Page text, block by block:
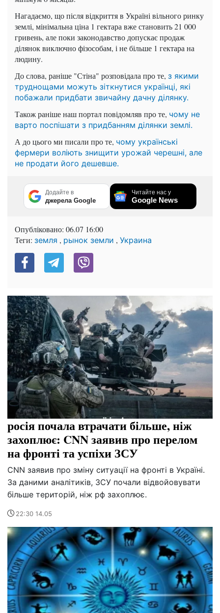
Нагадаємо, що після відкриття в Україні вільного ринку
землі, мінімальна ціна 1 гектара вже становить 21 000
гривень, але поки законодавство допускає продаж
ділянок виключно фізособам, і не більше 1 гектара на
людину.
До слова, раніше "Стіна" розповідала про те, з якими
труднощами можуть зіткнутися українці, які
побажали придбати звичайну дачну ділянку.
Також раніше наш портал повідомляв про те, чому не
варто поспішати з придбанням ділянки землі.
А до цього ми писали про те, чому українські
фермери воліють знищити урожай черешні, але
не продати його дешевше.
Додайте в
джерела Google
Читайте нас у
Google News
Опубліковано: 06.07 16:00
Теги: земля , рынок земли , Украина
росія почала втрачати більше, ніж
захоплює: CNN заявив про перелом
на фронті та успіхи ЗСУ
CNN заявив про зміну ситуації на фронті в Україні.
За даними аналітиків, ЗСУ почали відвойовувати
більше територій, ніж рф захоплює.
22:30 14.05